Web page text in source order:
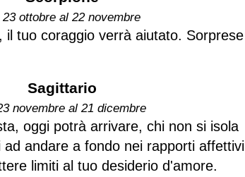
23 ottobre al 22 novembre
il tuo coraggio verrà aiutato. Sorprese
Sagittario
novembre al 21 dicembre
oggi potrà arrivare, chi non si isola
ad andare a fondo nei rapporti affettivi
limiti al tuo desiderio d'amore.